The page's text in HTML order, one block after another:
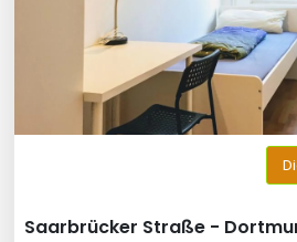
Saarbrücker Straße -